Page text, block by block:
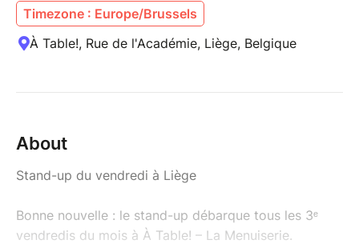
Timezone : Europe/Brussels
À Table!, Rue de l'Académie, Liège, Belgique
About
Stand-up du vendredi à Liège
Bonne nouvelle : le stand-up débarque tous les 3ᵉ
vendredis du mois à À Table! – La Menuiserie.